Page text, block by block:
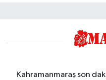
Kahramanmaraş son